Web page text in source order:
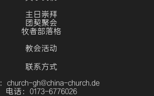
主日崇拜
团契聚会
牧者部落格
教会活动
联系方式
church-gh@china-church.de
电话：0173-6776026